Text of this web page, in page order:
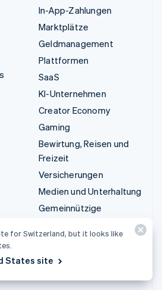
In-App-Zahlungen
Marktplätze
Geldmanagement
Plattformen
SaaS
KI-Unternehmen
Creator Economy
Gaming
Bewirtung, Reisen und
Freizeit
Versicherungen
Medien und Unterhaltung
Gemeinnützige
Fachdienstleistungen
Öffentlicher Sektor
for Switzerland, but it looks like
States site